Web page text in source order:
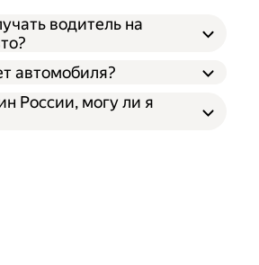
водитель на
автомобиля?
России, могу ли я